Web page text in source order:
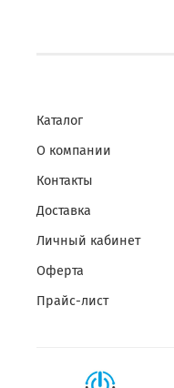
Каталог
О компании
Контакты
Доставка
Личный кабинет
Оферта
Прайс-лист